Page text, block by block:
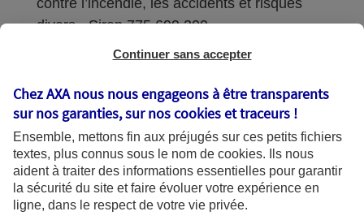
contre l’incendie, les accidents et risques
divers - Siren 775 699 309
Sièges sociaux : 313 Terrasses de l’Arche –
Coordonnées de l'Autorité de contrôle
prudentiel et de résolution (ACPR) : - 4
Place de Budapest - CS 92459 - 75436
Paris Cedex 09. Le détail des procédures de
recours et de réclamation et les
Continuer sans accepter
Chez AXA nous nous engageons à être transparents
sur nos garanties, sur noscookies et traceurs !
Ensemble, mettons fin aux préjugés sur ces petits fichiers
textes, plus connus sous le nom de cookies. Ils nous
aident à traiter des informations essentielles pour garantir
la sécurité du site et faire évoluer votre expérience en
ligne, dans le respect de votre vie privée.